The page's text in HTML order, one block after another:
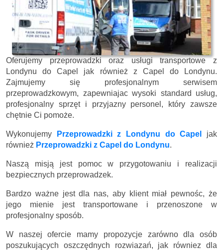
Oferujemy przeprowadzki oraz usługi transportowe z
Londynu do Capel jak również z Capel do Londynu.
Zajmujemy się profesjonalnym serwisem
przeprowadzkowym, zapewniajac wysoki standard usług,
profesjonalny sprzęt i przyjazny personel, który zawsze
chętnie Ci pomoże.
Wykonujemy Przeprowadzki z Londynu do Capel
jak
również Przeprowadzki z Capel do Londynu.
Naszą misją jest pomoc w przygotowaniu i realizacji
bezpiecznych przeprowadzek.
Bardzo ważne jest dla nas, aby klient miał pewnośc, że
jego mienie jest transportowane i przenoszone w
profesjonalny sposób.
W naszej ofercie mamy propozycje zarówno dla osób
poszukujących oszczędnych rozwiazań, jak równiez dla